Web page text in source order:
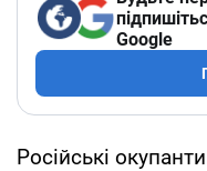
Google
Російські